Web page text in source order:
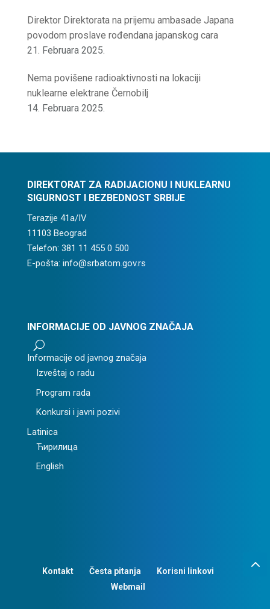
Direktor Direktorata na prijemu ambasade Japana
povodom proslave rođendana japanskog cara
21. Februara 2025.
Nema povišene radioaktivnosti na lokaciji
nuklearne elektrane Černobilj
14. Februara 2025.
DIREKTORAT ZA RADIJACIONU I NUKLEARNU
SIGURNOST I BEZBEDNOST SRBIJE
Terazije 41a/IV
11103 Beograd
Telefon: 381 11 455 0 500
E-pošta: info@srbatom.gov.rs
INFORMACIJE OD JAVNOG ZNAČAJA
U
Informacije od javnog značaja
Izveštaj o radu
Program rada
Konkursi i javni pozivi
Latinica
Ћирилица
English
Kontakt Česta pitanja
Korisni linkovi
Webmail